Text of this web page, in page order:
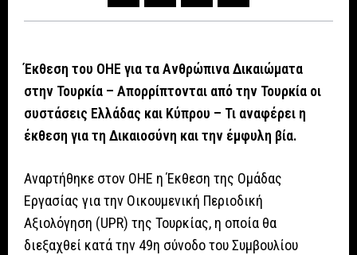
Έκθεση του ΟΗΕ για τα Ανθρώπινα Δικαιώματα
στην Τουρκία – Απορρίπτονται από την Τουρκία οι
συστάσεις Ελλάδας και Κύπρου – Τι αναφέρει η
έκθεση για τη Δικαιοσύνη και την έμφυλη βία.
Αναρτήθηκε στον ΟΗΕ η Έκθεση της Ομάδας
Εργασίας για την Οικουμενική Περιοδική
Αξιολόγηση (UPR) της Τουρκίας, η οποία θα
διεξαχθεί κατά την 49η σύνοδο του Συμβουλίου